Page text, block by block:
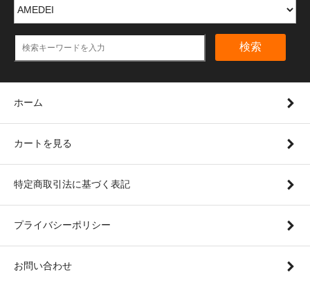
検索
ホーム
カートを見る
特定商取引法に基づく表記
プライバシーポリシー
お問い合わせ